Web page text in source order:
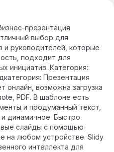
презентация
выбор для
и руководителей, которые
подходит для
инициатив. Категория:
Презентация
онлайн, возможна загрузка
PDF. В шаблоне есть
и продуманный текст,
динамичное. Быстро
слайды с помощью
на любом устройстве. Slidy
интеллекта для